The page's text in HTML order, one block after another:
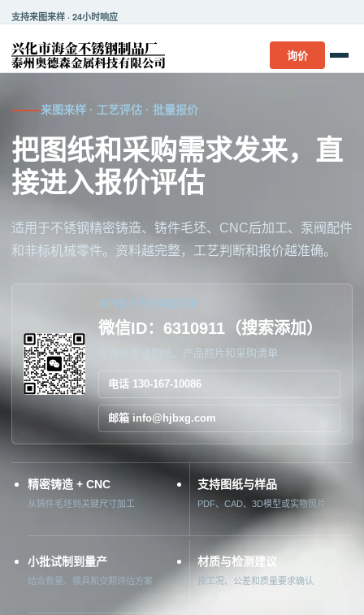
支持来图来样 · 24小时响应
询价
来图来样 · 工艺评估 · 批量报价
把图纸和采购需求发来，直
接进入报价评估
适用于不锈钢精密铸造、铸件毛坯、CNC后加工、泵阀配件
和非标机械零件。资料越完整，工艺判断和报价越准确。
国内客户优先微信沟通
微信ID：6310911（搜索添加）
可直接发送图纸、产品照片和采购清单
电话 130-167-10086
邮箱 info@hjbxg.com
精密铸造 + CNC
从铸件毛坯到关键尺寸加工
支持图纸与样品
PDF、CAD、3D模型或实物照片
小批试制到量产
结合数量、模具和交期评估方案
材质与检测建议
按工况、公差和质量要求确认